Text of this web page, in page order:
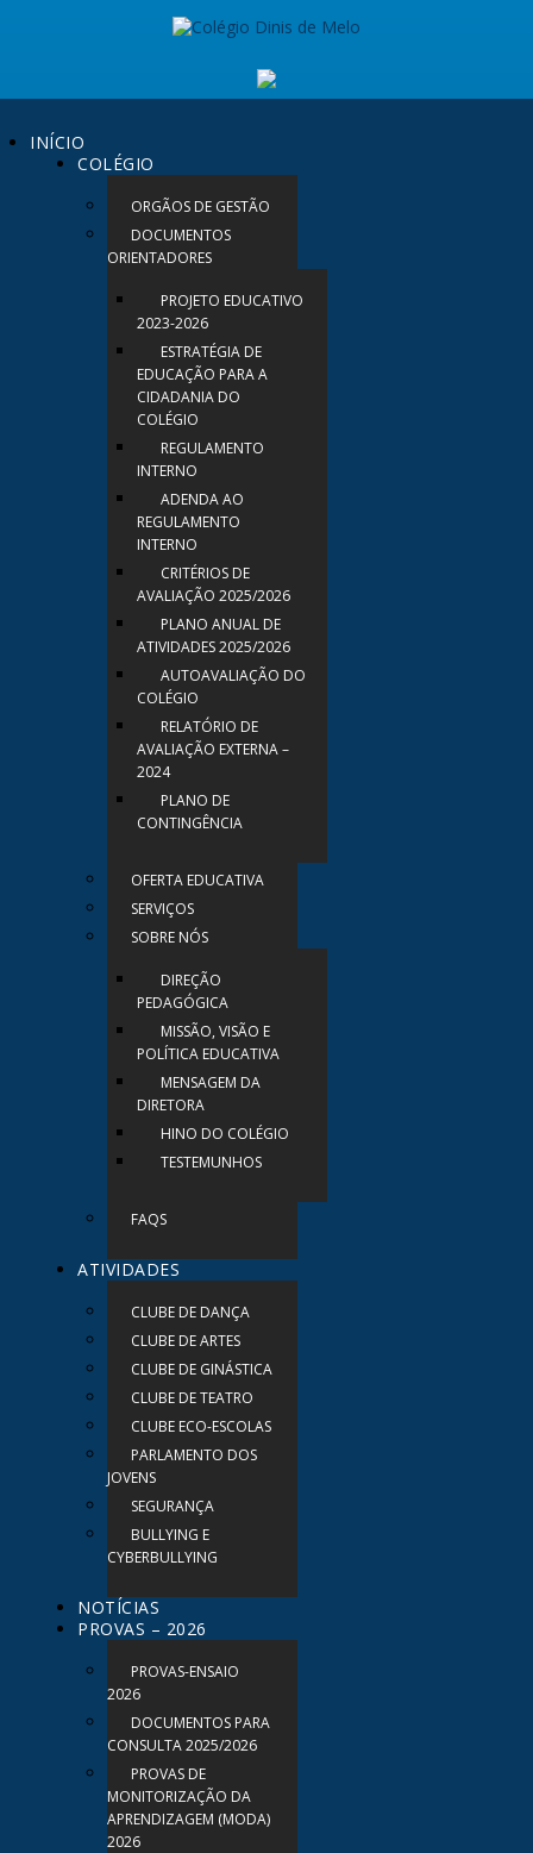
INÍCIO
COLÉGIO
ORGÃOS DE GESTÃO
DOCUMENTOS
ORIENTADORES
PROJETO EDUCATIVO
2023-2026
ESTRATÉGIA DE
EDUCAÇÃO PARA A
CIDADANIA DO
COLÉGIO
REGULAMENTO
INTERNO
ADENDA AO
REGULAMENTO
INTERNO
CRITÉRIOS DE
AVALIAÇÃO 2025/2026
PLANO ANUAL DE
ATIVIDADES 2025/2026
AUTOAVALIAÇÃO DO
COLÉGIO
RELATÓRIO DE
AVALIAÇÃO EXTERNA –
2024
PLANO DE
CONTINGÊNCIA
OFERTA EDUCATIVA
SERVIÇOS
SOBRE NÓS
DIREÇÃO
PEDAGÓGICA
MISSÃO, VISÃO E
POLÍTICA EDUCATIVA
MENSAGEM DA
DIRETORA
HINO DO COLÉGIO
TESTEMUNHOS
FAQS
ATIVIDADES
CLUBE DE DANÇA
CLUBE DE ARTES
CLUBE DE GINÁSTICA
CLUBE DE TEATRO
CLUBE ECO-ESCOLAS
PARLAMENTO DOS
JOVENS
SEGURANÇA
BULLYING E
CYBERBULLYING
NOTÍCIAS
PROVAS – 2026
PROVAS-ENSAIO
2026
DOCUMENTOS PARA
CONSULTA 2025/2026
PROVAS DE
MONITORIZAÇÃO DA
APRENDIZAGEM (MODA)
2026